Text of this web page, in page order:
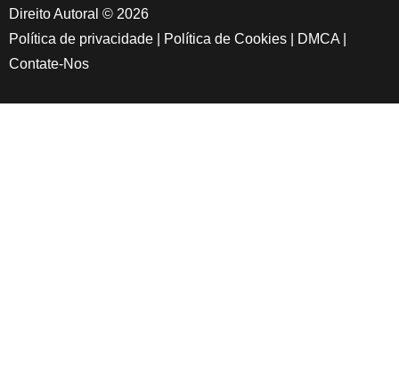
Direito Autoral © 2026
Política de privacidade
Política de Cookies DMCA
Contate-Nos